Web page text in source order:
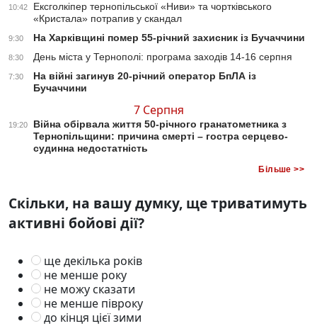
10:42
Ексголкіпер тернопільської «Ниви» та чортківського
«Кристала» потрапив у скандал
9:30 На Харківщині помер 55-річний захисник із Бучаччини
8:30 День міста у Тернополі: програма заходів 14-16 серпня
7:30
На війні загинув 20-річний оператор БпЛА із
Бучаччини
7 Серпня
19:20
Війна обірвала життя 50-річного гранатометника з
Тернопільщини: причина смерті – гостра серцево-
судинна недостатність
Більше >>
Скільки, на вашу думку, ще триватимуть
активні бойові дії?
ще декілька років
не менше року
не можу сказати
не менше півроку
до кінця цієї зими